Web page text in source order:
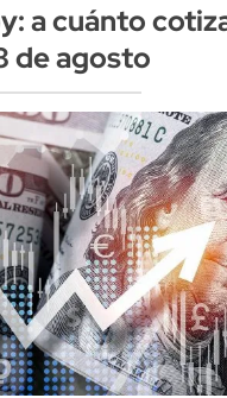
a cuánto
de agosto